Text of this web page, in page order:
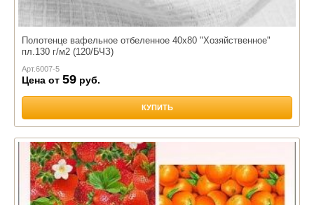
Полотенце вафельное отбеленное 40х80 "Хозяйственное"
пл.130 г/м2 (120/БЧЗ)
Арт.6007-5
Цена от 59 руб.
КУПИТЬ